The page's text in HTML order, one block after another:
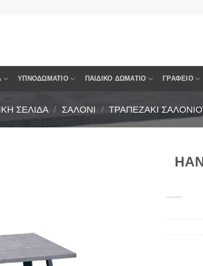
ΥΠΝΟΔΩΜΆΤΙΟ ΠΑΙΔΙΚΌ ΔΩΜΆΤΙΟ ΓΡΑΦΕΊΟ
ΣΕΛΊΔΑ / ΣΑΛΌΝΙ / ΤΡΑΠΕΖΆΚΙ